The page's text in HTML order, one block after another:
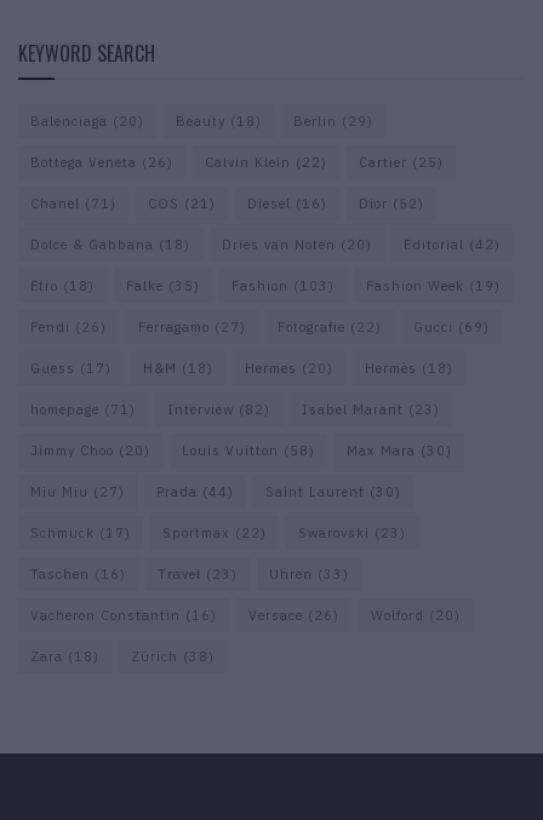
KEYWORD SEARCH
Balenciaga (20) Beauty (18) Berlin (29)
Bottega Veneta (26) Calvin Klein (22) Cartier (25)
Chanel (71) COS (21) Diesel (16) Dior (52)
Dolce & Gabbana (18) Dries van Noten (20) Editorial (42)
Etro (18) Falke (35) Fashion (103) Fashion Week (19)
Fendi (26) Ferragamo (27) Fotografie (22) Gucci (69)
Guess (17) H&M (18) Hermes (20) Hermès (18)
homepage (71) Interview (82) Isabel Marant (23)
Jimmy Choo (20) Louis Vuitton (58) Max Mara (30)
Miu Miu (27) Prada (44) Saint Laurent (30)
Schmuck (17) Sportmax (22) Swarovski (23)
Taschen (16) Travel (23) Uhren (33)
Vacheron Constantin (16) Versace (26) Wolford (20)
Zara (18) Zürich (38)